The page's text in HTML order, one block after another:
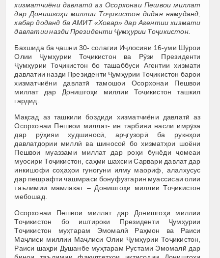
хизматчиёни давлатӣ аз Осорхонаи Пешвои миллат
дар Донишгоҳи миллии Тоҷикистон дидан намуданд,
хабар доданд ба АМИТ «Ховар» дар Агентии хизмати
давлатии назди Президенти Ҷумҳурии Тоҷикистон.
Бахшида ба ҷашни 30- солагии Иҷлосияи 16-уми Шӯрои
Олии Ҷумҳурии Тоҷикистон ва Рӯзи Президенти
Ҷумҳурии Тоҷикистон бо ташаббуси Агентии хизмати
давлатии назди Президенти Ҷумҳурии Тоҷикистон барои
хизматчиёни давлатӣ тамошои Осорхонаи Пешвои
миллат дар Донишгоҳи миллии Тоҷикистон ташкил
гардид.
Мақсад аз ташкили боздиди хизматчиёни давлатӣ аз
Осорхонаи Пешвои миллат- ин тарбияи насли имрӯза
дар рӯҳияи худшиносӣ, арҷгузорӣ ба рукнҳои
давлатдории миллӣ ва шиносоӣ бо хизматҳои шоёни
Пешвои муаззами миллат дар роҳи бунёди ҷомеаи
муосири Тоҷикистон, саҳми шахсии Сарвари давлат дар
инкишофи соҳаҳои гуногуни илму маориф, алалхусус
дар пешрафти чашмраси бонуфузтарин муассисаи олии
таълимии мамлакат – Донишгоҳи миллии Тоҷикистон
мебошад.
Осорхонаи Пешвои миллат дар Донишгоҳи миллии
Тоҷикистон бо иштироки Президенти Ҷумҳурии
Тоҷикистон муҳтарам Эмомалӣ Раҳмон ва Раиси
Маҷлиси миллии Маҷлиси Олии Ҷумҳурии Тоҷикистон,
Раиси шаҳри Душанбе муҳтарам Рустами Эмомалӣ дар